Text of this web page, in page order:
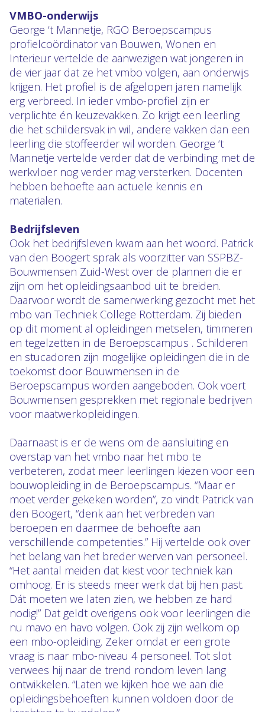
VMBO-onderwijs
George ‘t Mannetje, RGO Beroepscampus
profielcoördinator van Bouwen, Wonen en
Interieur vertelde de aanwezigen wat jongeren in
de vier jaar dat ze het vmbo volgen, aan onderwijs
krijgen. Het profiel is de afgelopen jaren namelijk
erg verbreed. In ieder vmbo-profiel zijn er
verplichte én keuzevakken. Zo krijgt een leerling
die het schildersvak in wil, andere vakken dan een
leerling die stoffeerder wil worden. George ‘t
Mannetje vertelde verder dat de verbinding met de
werkvloer nog verder mag versterken. Docenten
hebben behoefte aan actuele kennis en
materialen.
Bedrijfsleven
Ook het bedrijfsleven kwam aan het woord. Patrick
van den Boogert sprak als voorzitter van SSPBZ-
Bouwmensen Zuid-West over de plannen die er
zijn om het opleidingsaanbod uit te breiden.
Daarvoor wordt de samenwerking gezocht met het
mbo van Techniek College Rotterdam. Zij bieden
op dit moment al opleidingen metselen, timmeren
en tegelzetten in de Beroepscampus . Schilderen
en stucadoren zijn mogelijke opleidingen die in de
toekomst door Bouwmensen in de
Beroepscampus worden aangeboden. Ook voert
Bouwmensen gesprekken met regionale bedrijven
voor maatwerkopleidingen.
Daarnaast is er de wens om de aansluiting en
overstap van het vmbo naar het mbo te
verbeteren, zodat meer leerlingen kiezen voor een
bouwopleiding in de Beroepscampus. “Maar er
moet verder gekeken worden”, zo vindt Patrick van
den Boogert, “denk aan het verbreden van
beroepen en daarmee de behoefte aan
verschillende competenties.” Hij vertelde ook over
het belang van het breder werven van personeel.
“Het aantal meiden dat kiest voor techniek kan
omhoog. Er is steeds meer werk dat bij hen past.
Dát moeten we laten zien, we hebben ze hard
nodig!” Dat geldt overigens ook voor leerlingen die
nu mavo en havo volgen. Ook zij zijn welkom op
een mbo-opleiding. Zeker omdat er een grote
vraag is naar mbo-niveau 4 personeel. Tot slot
verwees hij naar de trend rondom leven lang
ontwikkelen. “Laten we kijken hoe we aan die
opleidingsbehoeften kunnen voldoen door de